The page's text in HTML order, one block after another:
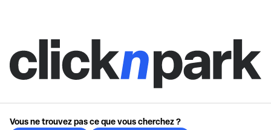
Vous ne trouvez pas ce que vous cherchez ?